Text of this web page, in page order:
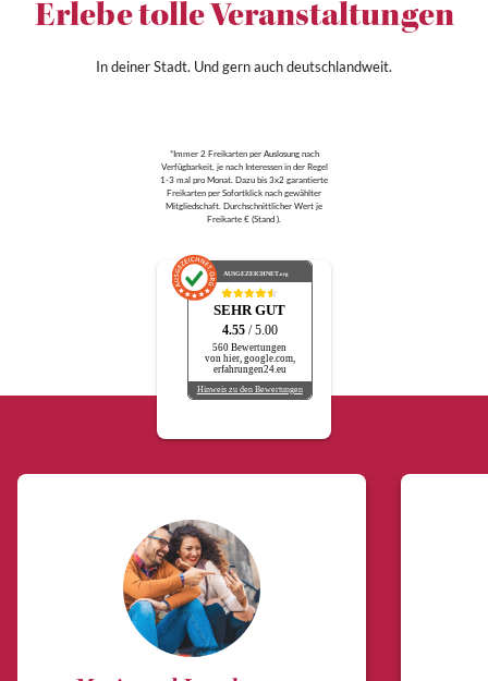
Erlebe tolle Veranstaltungen
In deiner Stadt. Und gern auch deutschlandweit.
*Immer 2 Freikarten per Auslosung nach
Verfügbarkeit, je nach Interessen in der Regel
1-3 mal pro Monat. Dazu bis 3x2 garantierte
Freikarten per Sofortklick nach gewählter
Mitgliedschaft. Durchschnittlicher Wert je
Freikarte € (Stand ).
AUSGEZEICHNET.org
SEHR GUT
4.55 / 5.00
560 Bewertungen
von hier, google.com,
erfahrungen24.eu
Hinweis zu den Bewertungen